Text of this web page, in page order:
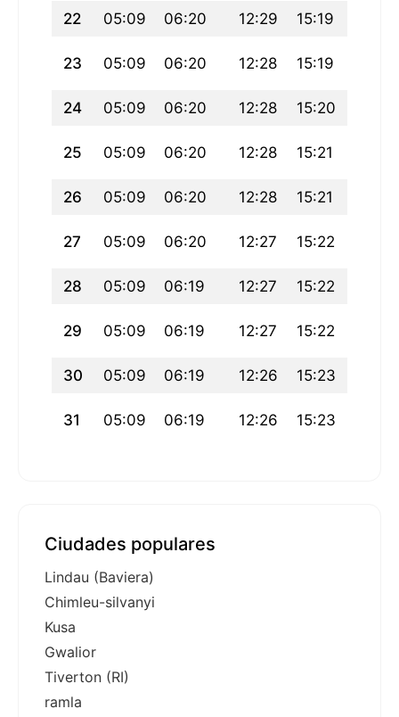
22 05:09 06:20 12:29 15:19
23 05:09 06:20 12:28 15:19
24 05:09 06:20 12:28 15:20
25 05:09 06:20 12:28 15:21
26 05:09 06:20 12:28 15:21
27 05:09 06:20 12:27 15:22
28 05:09 06:19 12:27 15:22
29 05:09 06:19 12:27 15:22
30 05:09 06:19 12:26 15:23
31 05:09 06:19 12:26 15:23
Ciudades populares
Lindau (Baviera)
Chimleu-silvanyi
Kusa
Gwalior
Tiverton (RI)
ramla